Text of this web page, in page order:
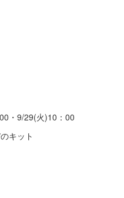
・9/29(火)10：00
キット